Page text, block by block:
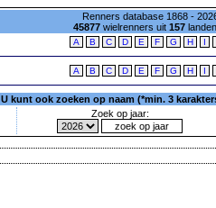
Renners database 1868 -
45877wielrenners uit 157
A B C D E F G H I
A B C D E F G H I
U kunt ook zoeken op naam (*min. 3
Zoek op jaar: